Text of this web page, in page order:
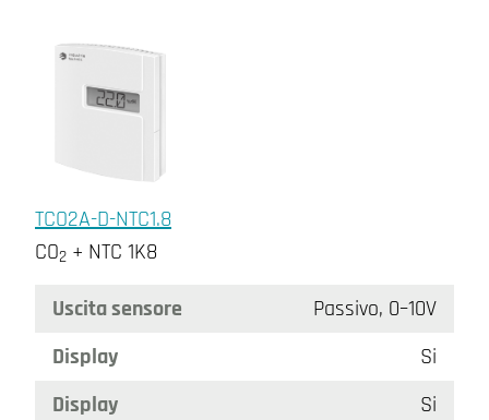
TCO2A-D-NTC1.8
CO2 + NTC 1K8
Uscita sensore
Passivo, 0–10V
Display
Si
Display
Si